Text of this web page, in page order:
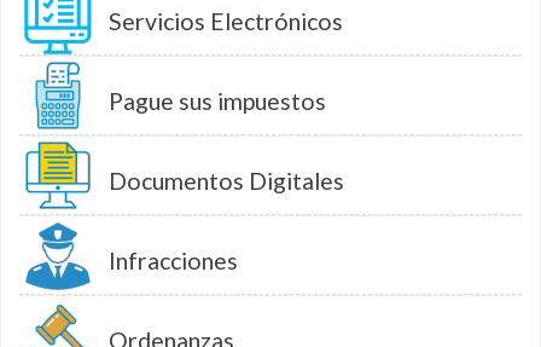
Servicios Electrónicos
Pague sus impuestos
Documentos Digitales
Infracciones
Ordenanzas